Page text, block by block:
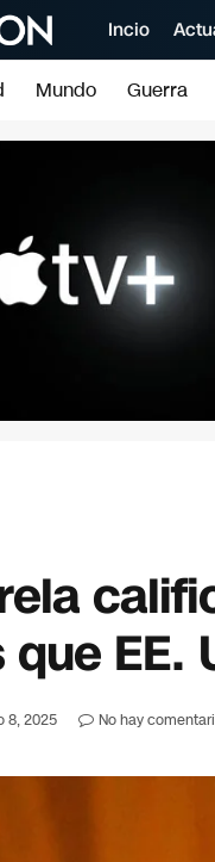
Incio
Mundo Guerra
EE.
8, 2025 No hay